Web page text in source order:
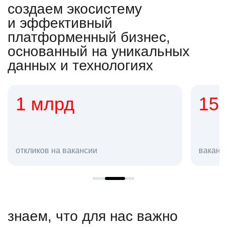
создаем экосистему
и эффективный
платформенный бизнес,
основанный на уникальных
данных и технологиях
1 млрд
откликов на вакансии
знаем, что для нас важно